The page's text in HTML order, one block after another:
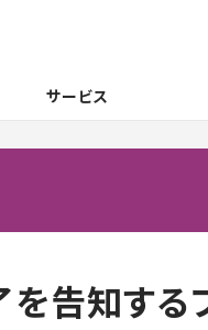
サービス
告知する